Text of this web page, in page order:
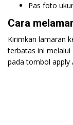
Pas foto
Cara
Kirimkan lamaran
terbatas ini
pada tombol apply